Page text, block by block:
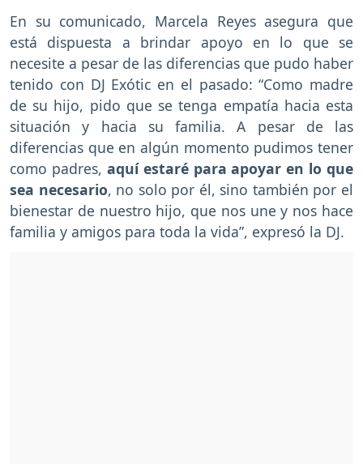
En su comunicado, Marcela Reyes asegura que
está dispuesta a brindar apoyo en lo que se
necesite a pesar de las diferencias que pudo haber
tenido con DJ Exótic en el pasado: “Como madre
de su hijo, pido que se tenga empatía hacia esta
situación y hacia su familia. A pesar de las
diferencias que en algún momento pudimos tener
como padres, aquí estaré para apoyar en lo que
sea necesario, no solo por él, sino también por el
bienestar de nuestro hijo, que nos une y nos hace
familia y amigos para toda la vida”, expresó la DJ.